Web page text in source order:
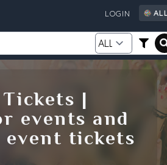
Source
LOGIN
AU
DE
FI
GB
IE
|
events and
event tickets